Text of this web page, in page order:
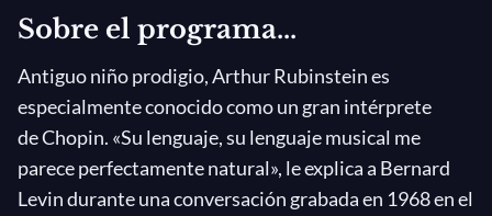
Sobre el programa...
Antiguo niño prodigio, Arthur Rubinstein es
especialmente conocido como un gran intérprete
de Chopin. «Su lenguaje, su lenguaje musical me
parece perfectamente natural», le explica a Bernard
Levin durante una conversación grabada en 1968 en el